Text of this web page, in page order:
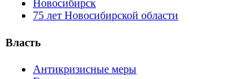
Новосибирск
75 лет Новосибирской области
Власть
Антикризисные меры